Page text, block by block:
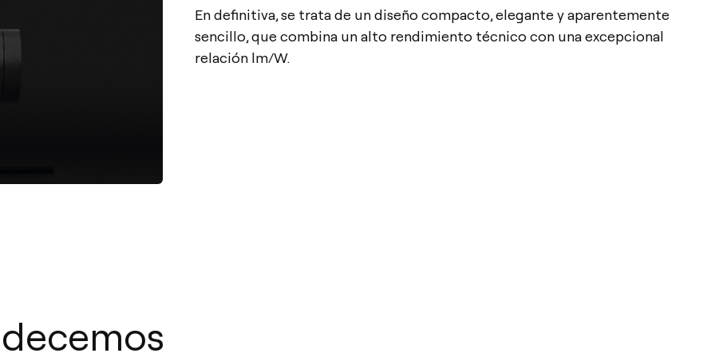
En definitiva, se trata de un diseño compacto, elegante y aparentemente
sencillo, que combina un alto rendimiento técnico con una excepcional
relación lm/W.